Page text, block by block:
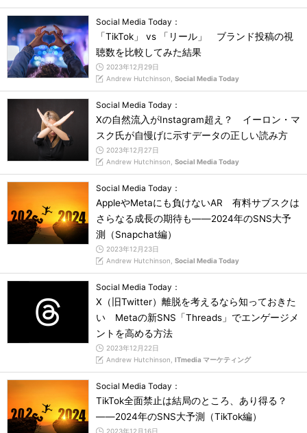
Social Media Today：
「TikTok」 vs 「リール」 ブランド投稿の視
聴数を比較してみた結果
2023年12月29日
Andrew Hutchinson, Social Media Today
Social Media Today：
Xの自然流入がInstagram超え？ イーロン・マ
スク氏が自慢げに示すデータの正しい読み方
2023年12月27日
Andrew Hutchinson, Social Media Today
Social Media Today：
AppleやMetaにも負けないAR 有料サブスクは
さらなる成長の期待も――2024年のSNS大予
測（Snapchat編）
2023年12月23日
Andrew Hutchinson, Social Media Today
Social Media Today：
X（旧Twitter）離脱を考えるなら知っておきた
い Metaの新SNS「Threads」でエンゲージメ
ントを高める方法
2023年12月22日
Andrew Hutchinson, ITmedia マーケティング
Social Media Today：
TikTok全面禁止は結局のところ、あり得る？
――2024年のSNS大予測（TikTok編）
2023年12月16日